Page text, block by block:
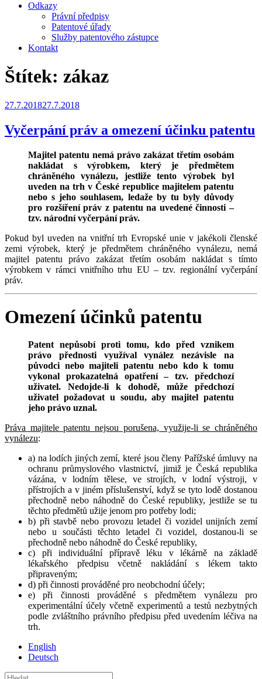
Odkazy
Právní předpisy
Patentové úřady
Služby patentového zástupce
Kontakt
Štítek: zákaz
Publikováno
27.7.201827.7.2018
Vyčerpání práv a omezení účinku patentu
Majitel patentu nemá právo zakázat třetím osobám
nakládat s výrobkem, který je předmětem
chráněného vynálezu, jestliže tento výrobek byl
uveden na trh v České republice majitelem patentu
nebo s jeho souhlasem, ledaže by tu byly důvody
pro rozšíření práv z patentu na uvedené činnosti –
tzv. národní vyčerpání práv.
Pokud byl uveden na vnitřní trh Evropské unie v jakékoli členské
zemi výrobek, který je předmětem chráněného vynálezu, nemá
majitel patentu právo zakázat třetím osobám nakládat s tímto
výrobkem v rámci vnitřního trhu EU – tzv. regionální vyčerpání
práv.
Omezení účinků patentu
Patent nepůsobí proti tomu, kdo před vznikem
právo přednosti využíval vynález nezávisle na
původci nebo majiteli patentu nebo kdo k tomu
vykonal prokazatelná opatření – tzv. předchozí
uživatel. Nedojde-li k dohodě, může předchozí
uživatel požadovat u soudu, aby majitel patentu
jeho právo uznal.
Práva majitele patentu nejsou porušena, využije-li se chráněného
vynálezu:
a) na lodích jiných zemí, které jsou členy Pařížské úmluvy na
ochranu průmyslového vlastnictví, jimiž je Česká republika
vázána, v lodním tělese, ve strojích, v lodní výstroji, v
přístrojích a v jiném příslušenství, když se tyto lodě dostanou
přechodně nebo náhodně do České republiky, jestliže se tu
těchto předmětů užije jenom pro potřeby lodi;
b) při stavbě nebo provozu letadel či vozidel unijních zemí
nebo u součásti těchto letadel či vozidel, dostanou-li se
přechodně nebo náhodně do České republiky,
c) při individuální přípravě léku v lékárně na základě
lékařského předpisu včetně nakládání s lékem takto
připraveným;
d) při činnosti prováděné pro neobchodní účely;
e) při činnosti prováděné s předmětem vynálezu pro
experimentální účely včetně experimentů a testů nezbytných
podle zvláštního právního předpisu před uvedením léčiva na
trh.
English
Deutsch
Hledat: